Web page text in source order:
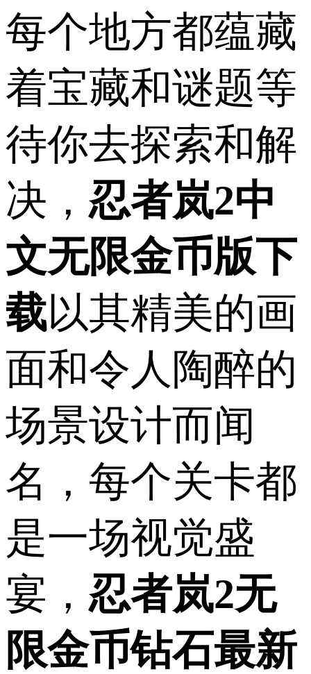
每个地方都蕴藏
着宝藏和谜题等
待你去探索和解
决， 忍者岚2中
文无限金币版下
载以其精美的画
面和令人陶醉的
场景设计而闻
名，每个关卡都
是一场视觉盛
宴， 忍者岚2无
限金币钻石最新